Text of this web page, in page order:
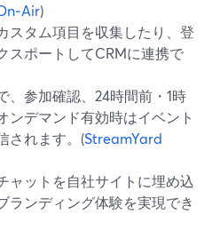
)
スタム項目を収集したり、登
スポートしてCRMに連携で
、参加確認、24時間前・1時
ンデマンド有効時はイベント
されます。(StreamYard
ャットを自社サイトに埋め込
ランディング体験を実現でき